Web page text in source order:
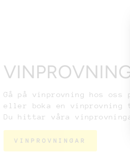
Gå på vinprovning hos oss
eller boka en
Du hittar våra
VINPROVNINGAR